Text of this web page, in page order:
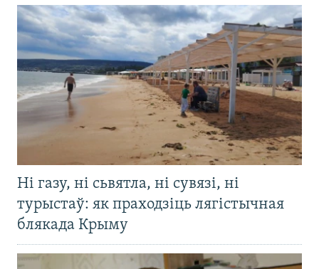
Ні газу, ні сьвятла, ні сувязі, ні
турыстаў: як праходзіць лягістычная
блякада Крыму